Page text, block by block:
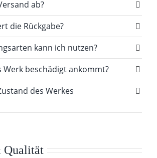
ab?
die Rückgabe?
kann ich nutzen?
Werk beschädigt ankommt?
des Werkes
Qualität